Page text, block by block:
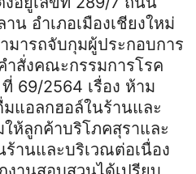
น อำเภอเมืองเชียงใหม่
มารถจับกุมผู้ประกอบการ
สั่งคณะกรรมการโรค
69/2564 เรื่อง ห้าม
แอลกฮอล์ในร้านและ
ห้ลูกค้าบริโภคสุราและ
านและบริเวณต่อเนื่อง